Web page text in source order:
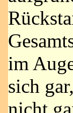
im
sich